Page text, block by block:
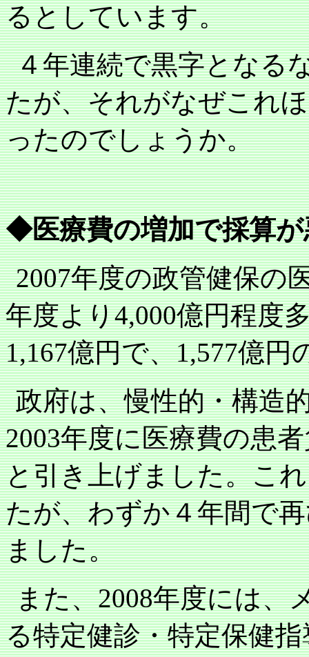
るとしています。
４年連続で黒字となる
たが、それがなぜこれ
ったのでしょうか。
◆医療費の増加で採算が
2007年度の政管健保の
年度より4,000億円程度
1,167億円で、1,577億円
政府は、慢性的・構造
2003年度に医療費の患
と引き上げました。こ
たが、わずか４年間で
ました。
また、2008年度には、
る特定健診・特定保健